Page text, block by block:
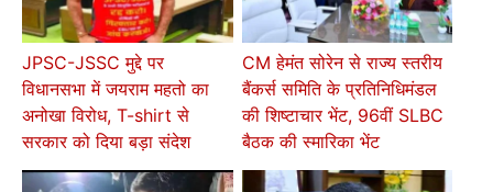
JPSC-JSSC मुद्दे पर
विधानसभा में जयराम महतो का
अनोखा विरोध, T-shirt से
सरकार को दिया बड़ा संदेश
CM हेमंत सोरेन से राज्य स्तरीय
बैंकर्स समिति के प्रतिनिधिमंडल
की शिष्टाचार भेंट, 96वीं SLBC
बैठक की स्मारिका भेंट